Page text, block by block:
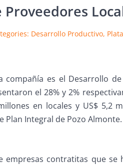
Desarrollo Productivo,
compañía es el Desarrollo
el 28% y 2%
en locales y US$
Plan Integral de Pozo Almonte.
empresas contratitas que